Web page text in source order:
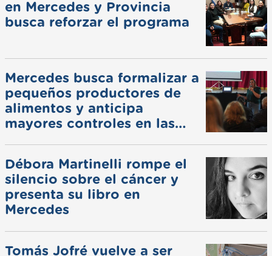
en Mercedes y Provincia
busca reforzar el programa
Mercedes busca formalizar a
pequeños productores de
alimentos y anticipa
mayores controles en las
Débora Martinelli rompe el
silencio sobre el cáncer y
presenta su libro en
Mercedes
Tomás Jofré vuelve a ser